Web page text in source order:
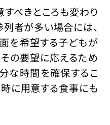
べきところも変わり
列者が多い場合には、
を希望する子どもが
その要望に応えるため
な時間を確保するこ
時に用意する食事にも